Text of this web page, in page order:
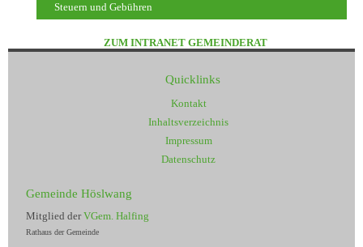
Steuern und Gebühren
ZUM INTRANET GEMEINDERAT
Quicklinks
Kontakt
Inhaltsverzeichnis
Impressum
Datenschutz
Gemeinde Höslwang
Mitglied derVGem. Halfing
Rathaus der Gemeinde